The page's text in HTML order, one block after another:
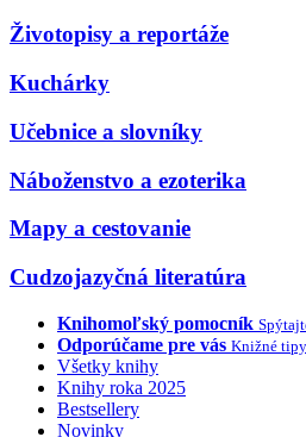
Životopisy a reportáže
Kuchárky
Učebnice a slovníky
Náboženstvo a ezoterika
Mapy a cestovanie
Cudzojazyčná literatúra
Knihomoľský pomocník
Odporúčame pre vás Knižné
Všetky knihy
Knihy roka 2025
Bestsellery
Novinky